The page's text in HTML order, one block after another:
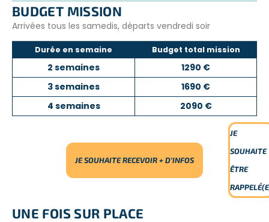
BUDGET MISSION
Arrivées tous les samedis, départs vendredi soir
Durée en semaine Budget total mission
2 semaines
1290 €
3 semaines
1690 €
4 semaines
2090 €
JE SOUHAITE RECEVOIR + D’INFOS
JE
SOUHAITE
ÊTRE
UNE FOIS SUR PLACE